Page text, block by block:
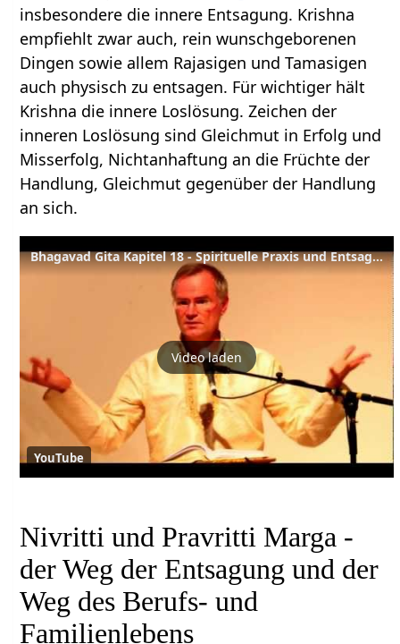
insbesondere die innere Entsagung. Krishna
empfiehlt zwar auch, rein wunschgeborenen
Dingen sowie allem Rajasigen und Tamasigen
auch physisch zu entsagen. Für wichtiger hält
Krishna die innere Loslösung. Zeichen der
inneren Loslösung sind Gleichmut in Erfolg und
Misserfolg, Nichtanhaftung an die Früchte der
Handlung, Gleichmut gegenüber der Handlung
an sich.
Bhagavad Gita Kapitel 18 - Spirituelle Praxis und Entsagung
Video laden
YouTube
Nivritti und Pravritti Marga -
der Weg der Entsagung und der
Weg des Berufs- und
Familienlebens